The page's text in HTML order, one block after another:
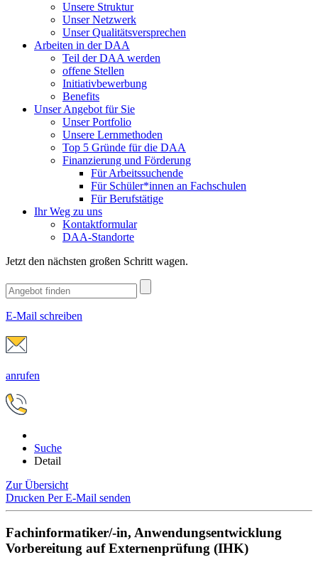
Unsere Struktur
Unser Netzwerk
Unser Qualitätsversprechen
Arbeiten in der DAA
Teil der DAA werden
offene Stellen
Initiativbewerbung
Benefits
Unser Angebot für Sie
Unser Portfolio
Unsere Lernmethoden
Top 5 Gründe für die DAA
Finanzierung und Förderung
Für Arbeitssuchende
Für Schüler*innen an Fachschulen
Für Berufstätige
Ihr Weg zu uns
Kontaktformular
DAA-Standorte
Jetzt den nächsten großen Schritt wagen.
E-Mail schreiben
anrufen
Suche
Detail
Zur Übersicht
Drucken Per E-Mail senden
Fachinformatiker/-in, Anwendungsentwicklung
Vorbereitung auf Externenprüfung (IHK)